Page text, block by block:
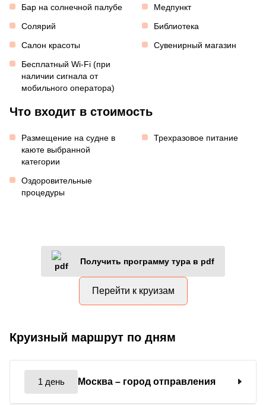
Бар на солнечной палубе
Медпункт
Солярий
Библиотека
Салон красоты
Сувенирный магазин
Бесплатный Wi-Fi (при
наличии сигнала от
мобильного оператора)
Что входит в стоимость
Размещение на судне в
каюте выбранной
категории
Трехразовое питание
Оздоровительные
процедуры
Получить программу тура в pdf
Перейти к круизам
Круизный маршрут по дням
1 день Москва – город отправления